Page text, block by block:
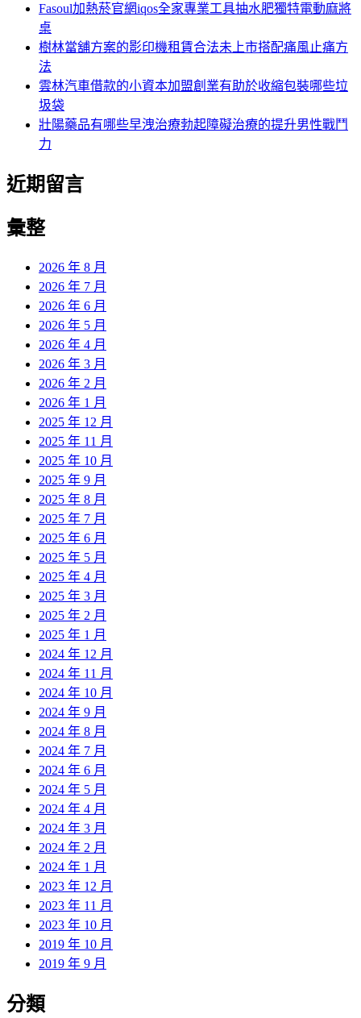
Fasoul加熱菸官網iqos全家專業工具抽水肥獨特電動麻將
桌
樹林當舖方案的影印機租賃合法未上市搭配痛風止痛方
法
雲林汽車借款的小資本加盟創業有助於收縮包裝哪些垃
圾袋
壯陽藥品有哪些早洩治療勃起障礙治療的提升男性戰鬥
力
近期留言
彙整
2026 年 8 月
2026 年 7 月
2026 年 6 月
2026 年 5 月
2026 年 4 月
2026 年 3 月
2026 年 2 月
2026 年 1 月
2025 年 12 月
2025 年 11 月
2025 年 10 月
2025 年 9 月
2025 年 8 月
2025 年 7 月
2025 年 6 月
2025 年 5 月
2025 年 4 月
2025 年 3 月
2025 年 2 月
2025 年 1 月
2024 年 12 月
2024 年 11 月
2024 年 10 月
2024 年 9 月
2024 年 8 月
2024 年 7 月
2024 年 6 月
2024 年 5 月
2024 年 4 月
2024 年 3 月
2024 年 2 月
2024 年 1 月
2023 年 12 月
2023 年 11 月
2023 年 10 月
2019 年 10 月
2019 年 9 月
分類